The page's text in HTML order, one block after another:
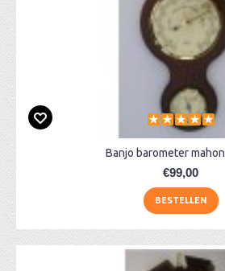
Banjo barometer
€99,00
BESTELLEN